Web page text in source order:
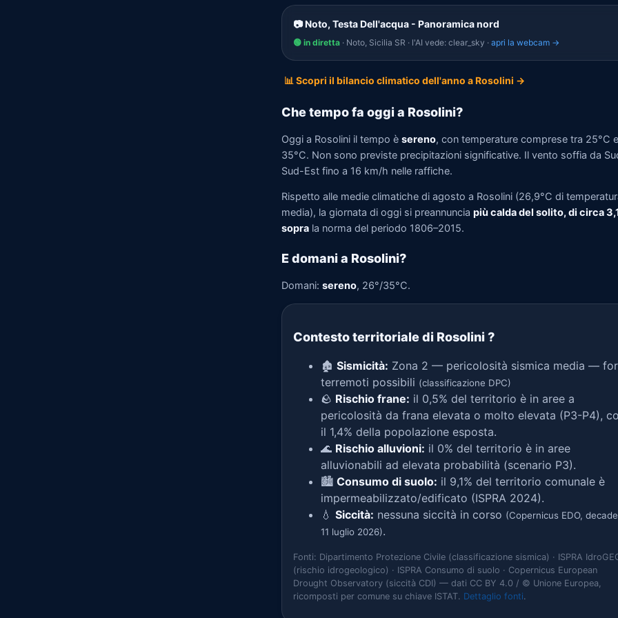
📷 Noto, Testa Dell'acqua - Panoramica nord
🟢 in diretta · Noto, Sicilia SR · l'AI vede: clear_sky · apri la webcam →
📊 Scopri il bilancio climatico dell'anno a Rosolini →
Che tempo fa oggi a Rosolini?
Oggi a Rosolini il tempo è sereno, con temperature comprese tra 25°C e
35°C. Non sono previste precipitazioni significative. Il vento soffia da
Sud-Est fino a 16 km/h nelle raffiche.
Rispetto alle medie climatiche di agosto a Rosolini (26,9°C di
media), la giornata di oggi si preannuncia più calda del solito, di circa
sopra la norma del periodo 1806–2015.
E domani a Rosolini?
Domani: sereno, 26°/35°C.
Contesto territoriale di Rosolini ?
🏚️ Sismicità: Zona 2 — pericolosità sismica media —
terremoti possibili (classificazione DPC)
🪨 Rischio frane: il 0,5% del territorio è in aree a
pericolosità da frana elevata o molto elevata (P3-P4),
il 1,4% della popolazione esposta.
🌊 Rischio alluvioni: il 0% del territorio è in aree
alluvionabili ad elevata probabilità (scenario P3).
🏙️ Consumo di suolo: il 9,1% del territorio comunale è
impermeabilizzato/edificato (ISPRA 2024).
💧 Siccità: nessuna siccità in corso (Copernicus EDO,
11 luglio 2026).
Fonti: Dipartimento Protezione Civile (classificazione sismica) · ISPRA
(rischio idrogeologico) · ISPRA Consumo di suolo · Copernicus European
Drought Observatory (siccità CDI) — dati CC BY 4.0 / © Unione Europea,
ricomposti per comune su chiave ISTAT. Dettaglio fonti.